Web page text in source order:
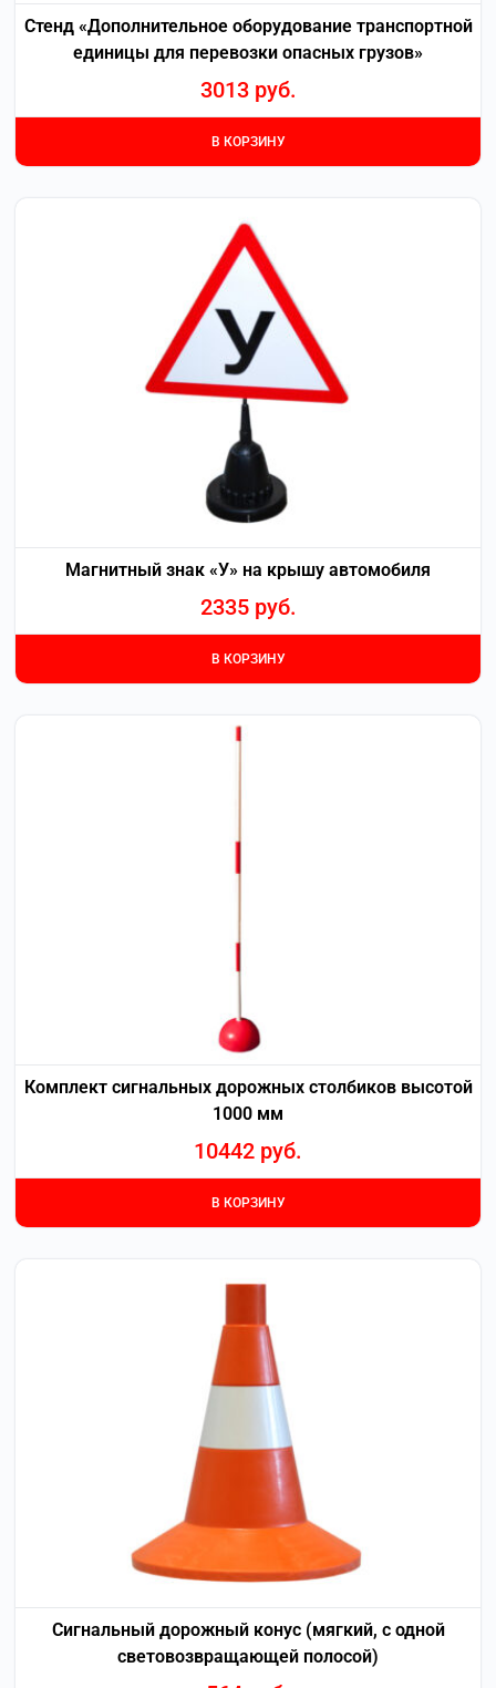
Стенд «Дополнительное оборудование транспортной
единицы для перевозки опасных грузов»
3013 руб.
В КОРЗИНУ
Магнитный знак «У» на крышу автомобиля
2335 руб.
В КОРЗИНУ
Комплект сигнальных дорожных столбиков высотой
1000 мм
10442 руб.
В КОРЗИНУ
Сигнальный дорожный конус (мягкий, с одной
световозвращающей полосой)